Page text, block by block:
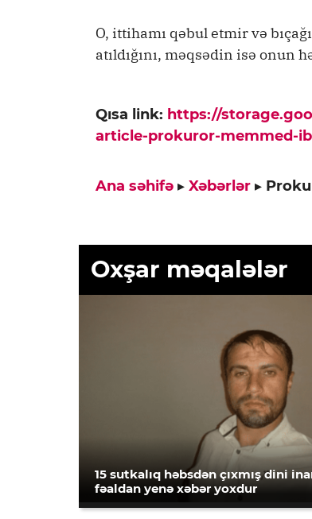
O, ittihamı qəbul etmir və
atıldığını, məqsədin isə
Qısa link: https://
article-prokuror-memmed-
Ana səhifə ▸ Xəbərlər ▸
Oxşar məqalələr
15 sutkalıq həbsdən çıxmış dini
fəaldan yenə xəbər yoxdur